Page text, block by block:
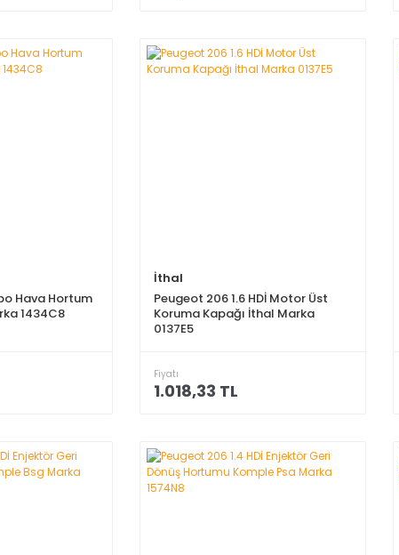
Hava Hortum
1434C8
İthal
Peugeot 206 1.6 HDİ Motor Üst
Koruma Kapağı İthal Marka
0137E5
Fiyatı
1.018,33 TL